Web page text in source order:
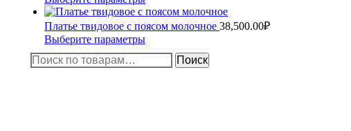
товара.
выбрать
на
странице
товара.
вариаций.
Опции
можно
выбрать
на
странице
товар
имеет
несколько
вариаций.
Платье твидовое с поясом молочное 38,500.00₽
Выберите параметрыЭтот
товар
Искать: Поиск